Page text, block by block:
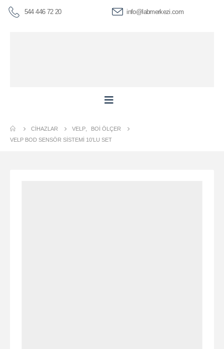
544 446 72 20 info@labmerkezi.com
CIHAZLAR VELP
BOI ÖLÇER
VELP BOD SENSÖR SISTEMI 10’LU SET